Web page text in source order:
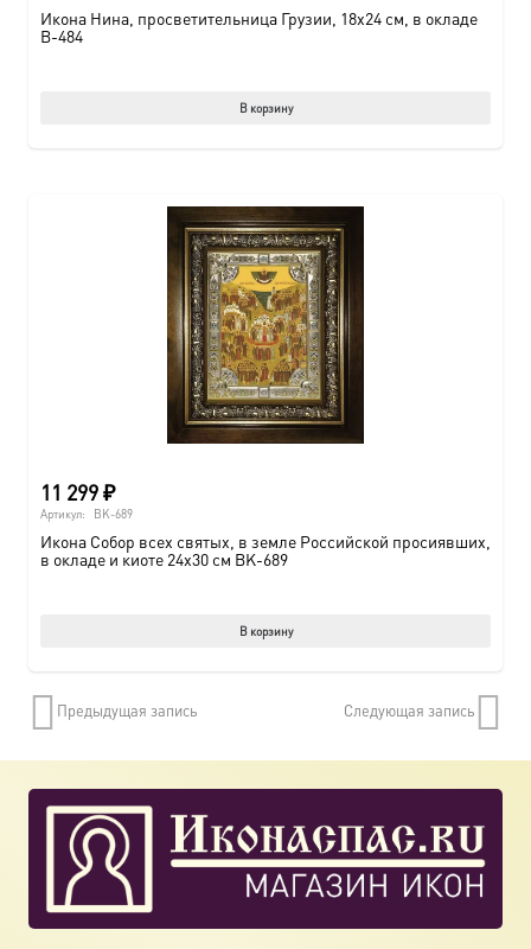
Икона Нина, просветительница Грузии, 18х24 см, в окладе
B-484
В корзину
11 299₽
Артикул: BK-689
Икона Собор всех святых, в земле Российской просиявших,
в окладе и киоте 24х30 см BK-689
В корзину
Предыдущая запись Следующая запись